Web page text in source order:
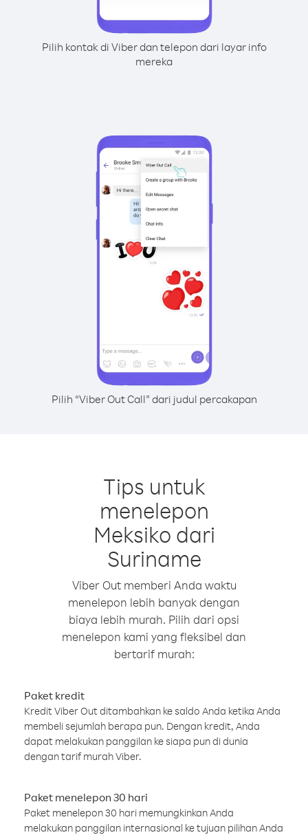
Pilih kontak di Viber dan telepon dari layar info
mereka
Pilih “Viber Out Call” dari judul percakapan
Tips untuk
menelepon
Meksiko dari
Suriname
Viber Out memberi Anda waktu
menelepon lebih banyak dengan
biaya lebih murah. Pilih dari opsi
menelepon kami yang fleksibel dan
bertarif murah:
Paket kredit
Kredit Viber Out ditambahkan ke saldo Anda ketika Anda
membeli sejumlah berapa pun. Dengan kredit, Anda
dapat melakukan panggilan ke siapa pun di dunia
dengan tarif murah Viber.
Paket menelepon 30 hari
Paket menelepon 30 hari memungkinkan Anda
melakukan panggilan internasional ke tujuan pilihan Anda